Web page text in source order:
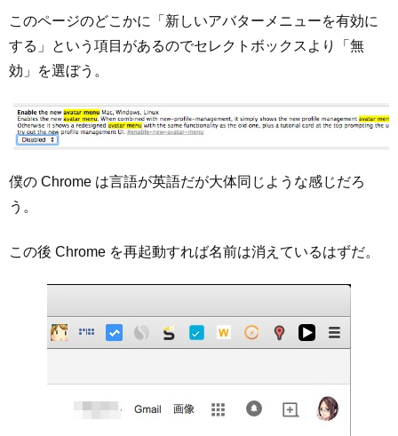
このページのどこかに「新しいアバターメニューを有効に
する」という項目があるのでセレクトボックスより「無
効」を選ぼう。
僕の Chrome は言語が英語だが大体同じような感じだろ
う。
この後 Chrome を再起動すれば名前は消えているはずだ。